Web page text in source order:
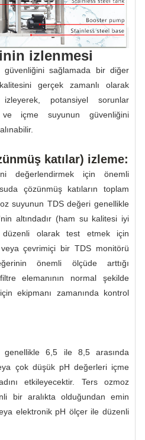
izlenmesi
sağlamada bir diğer
gerçek zamanlı olarak
potansiyel sorunlar
ve içme suyunun güvenliğini
katılar) izleme:
değerlendirmek için önemli
çözünmüş katıların toplam
suyunun TDS değeri genellikle
altındadır (ham su kalitesi iyi
düzenli olarak test etmek için
çevrimiçi bir TDS monitörü
önemli ölçüde arttığı
elemanının normal şekilde
ekipmanı zamanında kontrol
6,5 ile 8,5 arasında
çok düşük pH değerleri içme
etkileyecektir. Ters ozmoz
bir aralıkta olduğundan emin
elektronik pH ölçer ile düzenli